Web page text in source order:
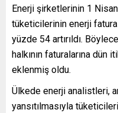
Enerji şirketlerinin 1
tüketicilerinin enerji
yüzde 54 artırıldı.
halkının faturalarına dün
eklenmiş oldu.
Ülkede enerji analistleri,
yansıtılmasıyla